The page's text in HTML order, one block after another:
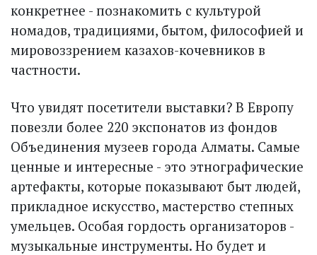
конкретнее - познакомить с культурой
номадов, традициями, бытом, философией и
мировоззрением казахов-кочевников в
частности.
Что увидят посетители выставки? В Европу
повезли более 220 экспонатов из фондов
Объединения музеев города Алматы. Самые
ценные и интересные - это этнографические
артефакты, которые показывают быт людей,
прикладное искусство, мастерство степных
умельцев. Особая гордость организаторов -
музыкальные инструменты. Но будет и